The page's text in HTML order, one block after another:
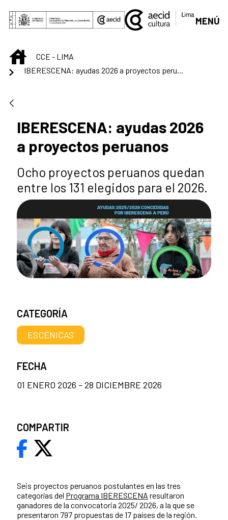
Saltar al contenido principal
MENÚ
INICIOCCE - LIMA
IBERESCENA: ayudas 2026 a proyectos peruanos
IBERESCENA: ayudas 2026
a proyectos peruanos
Ocho proyectos peruanos quedan
entre los 131 elegidos para el 2026.
Seis proyectos peruanos postulantes en las tres
categorías del Programa IBERESCENA resultaron
ganadores de la convocatoria 2025/ 2026, a la que se
presentaron 797 propuestas de 17 países de la región.
CATEGORÍA
ESCÉNICAS
FECHA
01 ENERO 2026 - 28 DICIEMBRE 2026
COMPARTIR